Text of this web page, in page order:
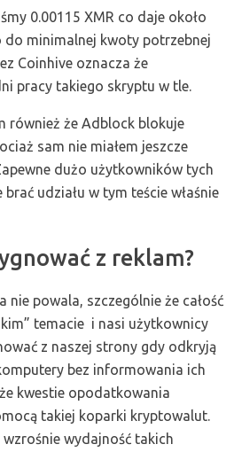
0.00115 XMR co daje około
do minimalnej kwoty potrzebnej
Coinhive oznacza że
pracy takiego skryptu w tle.
również że Adblock blokuje
sam nie miałem jeszcze
dużo użytkowników tych
udziału w tym teście właśnie
z reklam?
nie powala, szczególnie że całość
temacie i nasi użytkownicy
z naszej strony gdy odkryją
bez informowania ich
kwestie opodatkowania
takiej koparki kryptowalut.
wydajność takich